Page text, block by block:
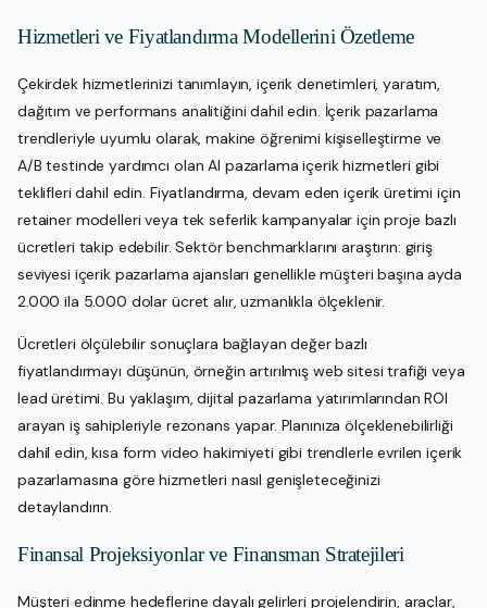
Hizmetleri ve Fiyatlandırma Modellerini Özetleme
Çekirdek hizmetlerinizi tanımlayın, içerik denetimleri, yaratım,
dağıtım ve performans analitiğini dahil edin. İçerik pazarlama
trendleriyle uyumlu olarak, makine öğrenimi kişiselleştirme ve
A/B testinde yardımcı olan AI pazarlama içerik hizmetleri gibi
teklifleri dahil edin. Fiyatlandırma, devam eden içerik üretimi için
retainer modelleri veya tek seferlik kampanyalar için proje bazlı
ücretleri takip edebilir. Sektör benchmarklarını araştırın: giriş
seviyesi içerik pazarlama ajansları genellikle müşteri başına ayda
2.000 ila 5.000 dolar ücret alır, uzmanlıkla ölçeklenir.
Ücretleri ölçülebilir sonuçlara bağlayan değer bazlı
fiyatlandırmayı düşünün, örneğin artırılmış web sitesi trafiği veya
lead üretimi. Bu yaklaşım, dijital pazarlama yatırımlarından ROI
arayan iş sahipleriyle rezonans yapar. Planınıza ölçeklenebilirliği
dahil edin, kısa form video hakimiyeti gibi trendlerle evrilen içerik
pazarlamasına göre hizmetleri nasıl genişleteceğinizi
detaylandırın.
Finansal Projeksiyonlar ve Finansman Stratejileri
Müşteri edinme hedeflerine dayalı gelirleri projelendirin, araçlar,